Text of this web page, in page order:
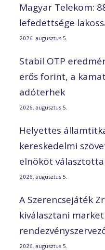
Magyar Telekom:
lefedettsége
2026. augusztus 5.
Stabil OTP
erős forint, a
adóterhek
2026. augusztus 5.
Helyettes
kereskedelmi
elnököt
2026. augusztus 5.
A Szerencsejáték
kiválasztani
2026. augusztus 5.